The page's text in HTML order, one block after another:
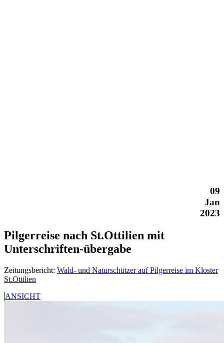
09
Jan
2023
Pilgerreise nach St.Ottilien mit
Unterschriften-übergabe
Zeitungsbericht: Wald- und Naturschützer auf Pilgerreise im Kloster
St.Ottilien
ANSICHT